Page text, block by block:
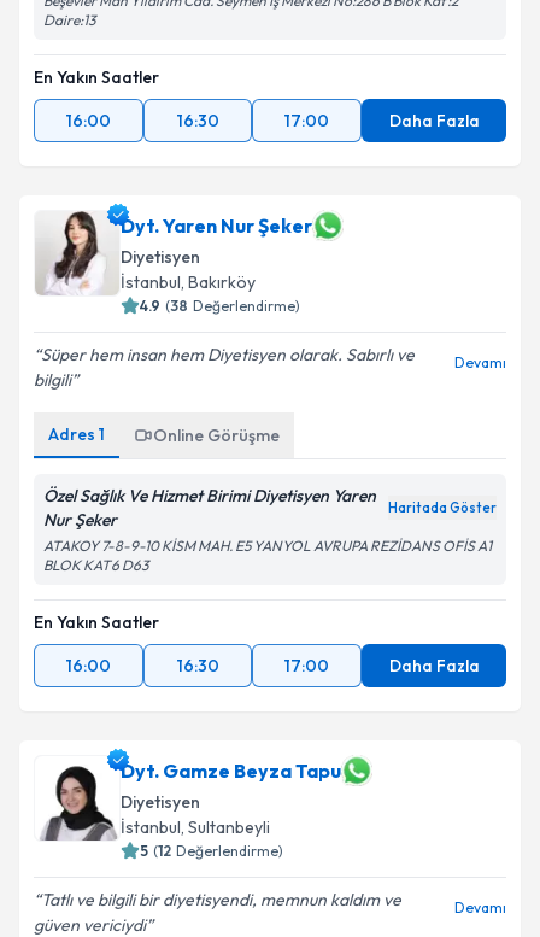
Daire:13
En Yakın Saatler
16:00
16:30 17:00 Daha Fazla
Dyt. Yaren Nur Şeker
Diyetisyen
İstanbul, Bakırköy
4.9 (38 Değerlendirme)
Süper hem insan hem Diyetisyen olarak. Sabırlı ve
bilgili
Devamı
Adres 1 Online Görüşme
Özel Sağlık Ve Hizmet Birimi Diyetisyen Yaren
Nur Şeker
Haritada Göster
ATAKOY 7-8-9-10 KİSM MAH. E5 YANYOL AVRUPA REZİDANS OFİS A1
BLOK KAT6 D63
En Yakın Saatler
16:00
16:30 17:00 Daha Fazla
Dyt. Gamze Beyza Tapu
Diyetisyen
İstanbul, Sultanbeyli
5 (12 Değerlendirme)
Tatlı ve bilgili bir diyetisyendi, memnun kaldım ve
güven vericiydi
Devamı